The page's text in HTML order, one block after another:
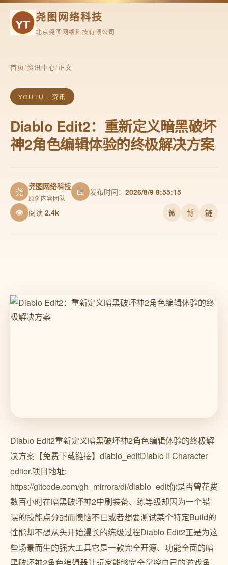
尧图网络科技
北京尧图网络科技有限公司
首页/资讯中心/正文
YOUTU · 资讯
Diablo Edit2：重新定义暗黑破坏
神2角色编辑体验的终极解决方案
尧 尧图网络科技
原创内容团队
📅 发布时间： 2026/8/9 8:55:15
👁 阅读 2.4k 微 博 链
Diablo Edit2重新定义暗黑破坏神2角色编辑体验的终极解
决方案【免费下载链接】diablo_editDiablo II Character
editor.项目地址:
https://gitcode.com/gh_mirrors/di/diablo_edit你是否曾花费
数百小时在暗黑破坏神2中刷装备、练等级却因为一个错
误的技能点分配而懊恼不已或者想要测试某个特定Build的
性能却不想从头开始漫长的练级过程Diablo Edit2正是为这
些场景而生的强大工具它是一款完全开源、功能全面的暗